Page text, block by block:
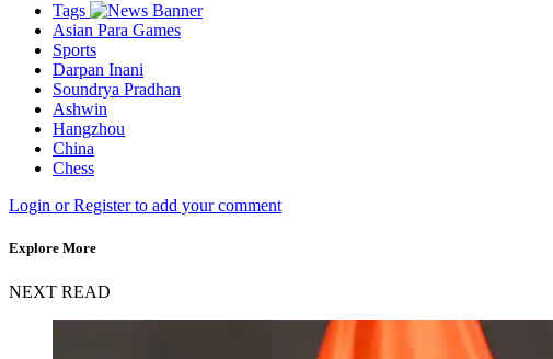
Tags
Asian Para Games
Sports
Darpan Inani
Soundrya Pradhan
Ashwin
Hangzhou
China
Chess
Login or Register to add your comment
Explore More
NEXT READ